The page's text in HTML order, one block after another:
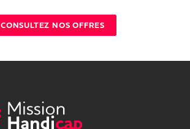
CONSULTEZ NOS OFFRES